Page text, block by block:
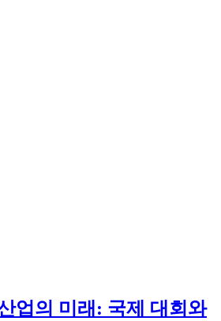
업의 미래: 국제 대회와